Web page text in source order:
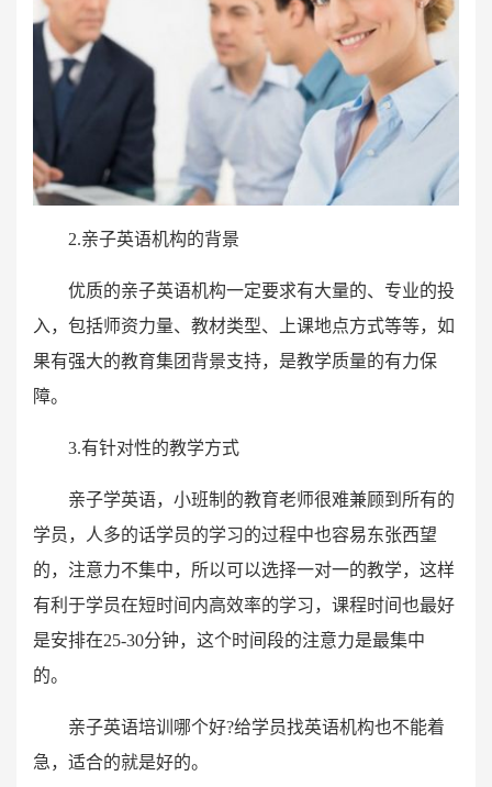
2.亲子英语机构的背景
优质的亲子英语机构一定要求有大量的、专业的投
入，包括师资力量、教材类型、上课地点方式等等，如
果有强大的教育集团背景支持，是教学质量的有力保
障。
3.有针对性的教学方式
亲子学英语，小班制的教育老师很难兼顾到所有的
学员，人多的话学员的学习的过程中也容易东张西望
的，注意力不集中，所以可以选择一对一的教学，这样
有利于学员在短时间内高效率的学习，课程时间也最好
是安排在25-30分钟，这个时间段的注意力是最集中
的。
亲子英语培训哪个好?给学员找英语机构也不能着
急，适合的就是好的。